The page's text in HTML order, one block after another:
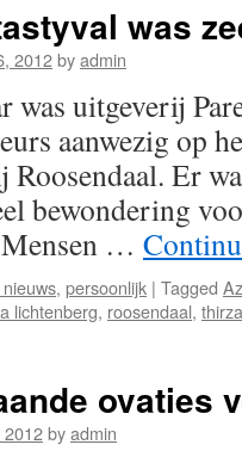
was
2012byadmin
was uitgeverij
aanwezig op
Roosendaal. Er
bewondering
…
, persoonlijk | Tagged
lichtenberg, roosendaal,
ovaties
2012byadmin